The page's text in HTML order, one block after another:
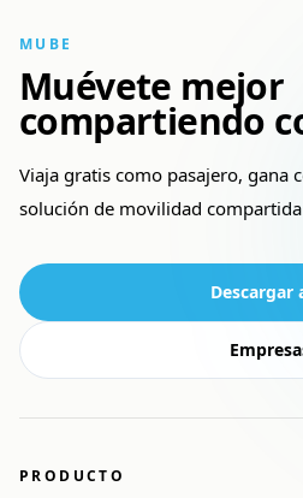
MUBE
Muévete mejor
compartiendo
Viaja gratis como pasajero, gana
solución de movilidad
Descargar
PRODUCTO